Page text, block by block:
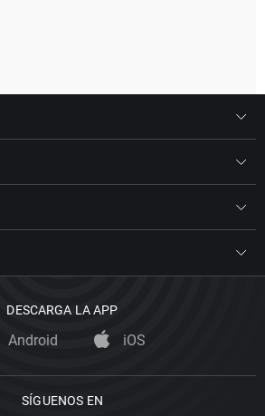
DESCARGA LA APP
Android iOS
SÍGUENOS EN